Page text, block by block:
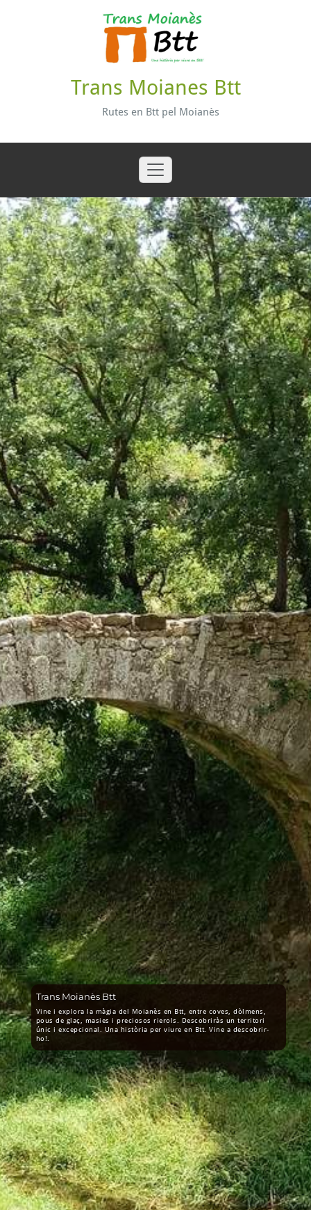
Trans Moianes Btt
Rutes en Btt pel Moianès
Trans Moianès Btt
Vine i explora la màgia del Moianès en Btt, entre coves, dòlmens,
pous de glaç, masies i preciosos rierols. Descobriràs un territori
únic i excepcional. Una història per viure en Btt. Vine a descobrir-
ho!.